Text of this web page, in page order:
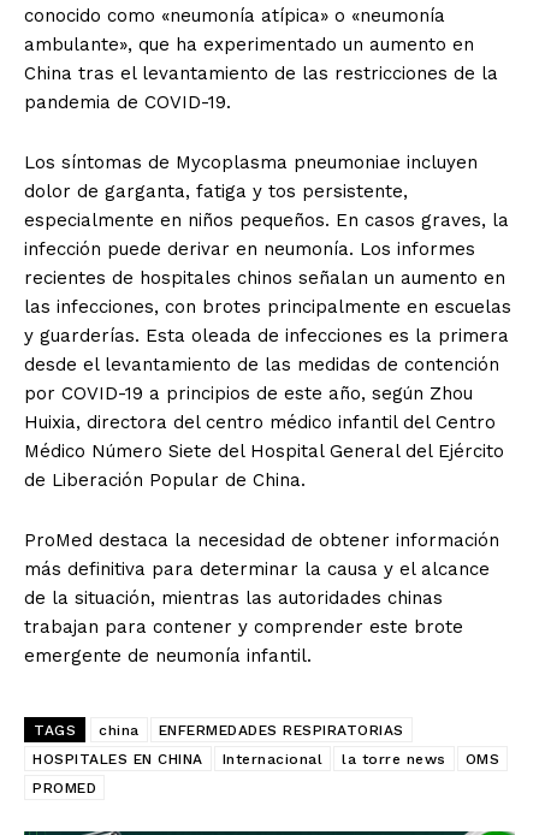
El Suplemento
SUSCRIBIRSE
conocido como «neumonía atípica» o «neumonía
ambulante», que ha experimentado un aumento en
China tras el levantamiento de las restricciones de la
pandemia de COVID-19.
Los síntomas de Mycoplasma pneumoniae incluyen
dolor de garganta, fatiga y tos persistente,
especialmente en niños pequeños. En casos graves, la
infección puede derivar en neumonía. Los informes
recientes de hospitales chinos señalan un aumento en
las infecciones, con brotes principalmente en escuelas
y guarderías. Esta oleada de infecciones es la primera
desde el levantamiento de las medidas de contención
por COVID-19 a principios de este año, según Zhou
Huixia, directora del centro médico infantil del Centro
Médico Número Siete del Hospital General del Ejército
de Liberación Popular de China.
ProMed destaca la necesidad de obtener información
más definitiva para determinar la causa y el alcance
de la situación, mientras las autoridades chinas
trabajan para contener y comprender este brote
emergente de neumonía infantil.
TAGS china
ENFERMEDADES RESPIRATORIAS
HOSPITALES EN CHINA
Internacional la torre news
OMS
PROMED